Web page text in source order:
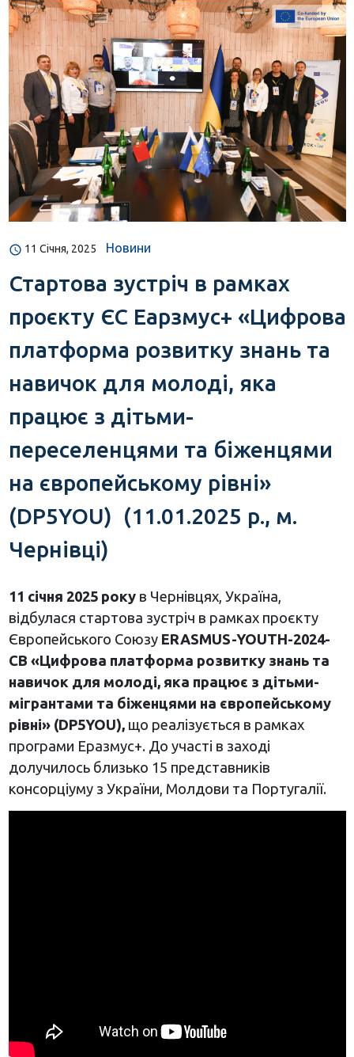
11 Січня, 2025 Новини
Стартова зустріч в рамках
проєкту ЄС Еарзмус+ «Цифрова
платформа розвитку знань та
навичок для молоді, яка
працює з дітьми-
переселенцями та біженцями
на європейському рівні»
(DP5YOU) (11.01.2025 р., м.
Чернівці)
11 січня 2025 рокув Чернівцях, Україна,
відбулася стартова зустріч в рамках проєкту
Європейського Союзу ERASMUS-YOUTH-2024-
CB «Цифрова платформа розвитку знань та
навичок для молоді, яка працює з дітьми-
мігрантами та біженцями на європейському
рівні» (DP5YOU), що реалізується в рамках
програми Еразмус+. До участі в заході
долучилось близько 15 представників
консорціуму з України, Молдови та Португалії.